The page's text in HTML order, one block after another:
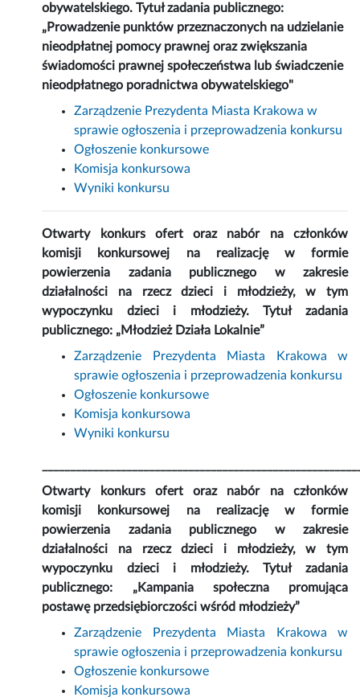
obywatelskiego. Tytuł zadania publicznego:
„Prowadzenie punktów przeznaczonych na udzielanie
nieodpłatnej pomocy prawnej oraz zwiększania
świadomości prawnej społeczeństwa lub świadczenie
nieodpłatnego poradnictwa obywatelskiego"
Zarządzenie Prezydenta Miasta Krakowa w
sprawie ogłoszenia i przeprowadzenia konkursu
Ogłoszenie konkursowe
Komisja konkursowa
Wyniki konkursu
Otwarty konkurs ofert oraz nabór na członków
komisji konkursowej na realizację w formie
powierzenia zadania publicznego w zakresie
działalności na rzecz dzieci i młodzieży, w tym
wypoczynku dzieci i młodzieży. Tytuł zadania
publicznego: „Młodzież Działa Lokalnie”
Zarządzenie Prezydenta Miasta Krakowa w
sprawie ogłoszenia i przeprowadzenia konkursu
Ogłoszenie konkursowe
Komisja konkursowa
Wyniki konkursu
Otwarty konkurs ofert oraz nabór na członków
komisji konkursowej na realizację w formie
powierzenia zadania publicznego w zakresie
działalności na rzecz dzieci i młodzieży, w tym
wypoczynku dzieci i młodzieży. Tytuł zadania
publicznego: „Kampania społeczna promująca
postawę przedsiębiorczości wśród młodzieży”
Zarządzenie Prezydenta Miasta Krakowa w
sprawie ogłoszenia i przeprowadzenia konkursu
Ogłoszenie konkursowe
Komisja konkursowa